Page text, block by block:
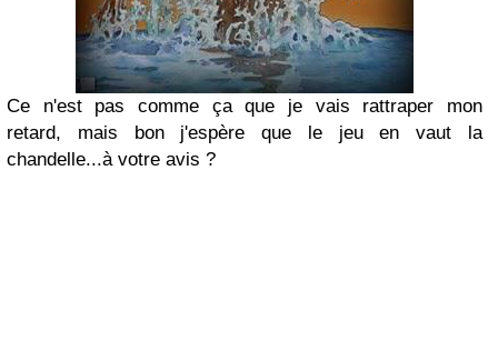
Ce n'est pas comme ça que je vais rattraper mon
retard, mais bon j'espère que le jeu en vaut la
chandelle...à votre avis ?